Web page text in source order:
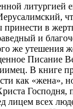
литургией
в
и
же утешения
Писание
В книге
как «жена»,
лицем всех